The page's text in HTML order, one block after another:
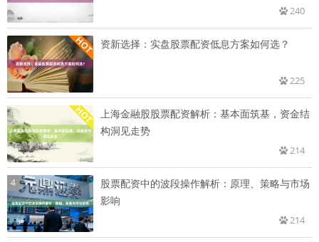
240
资新选择：实盘股票配资低息方案如何选？
225
上海金融股股票配资解析：基本面筑基，资金结
构洞见走势
214
4
股票配资中的波段操作解析：原理、策略与市场
影响
214